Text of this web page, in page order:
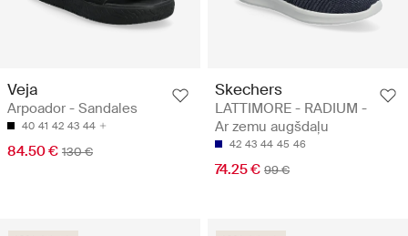
Veja
Arpoador - Sandales
40 41 42 43 44
84.50 € 130 €
Skechers
LATTIMORE - RADIUM -
Ar zemu augšdaļu
42 43 44 45 46
74.25 € 99 €